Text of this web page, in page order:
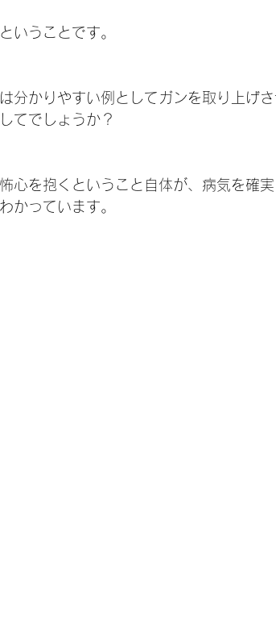
ということです。
分かりやすい例としてガンを取り上げ
てでしょうか？
心を抱くということ自体が、病気を確
かっています。